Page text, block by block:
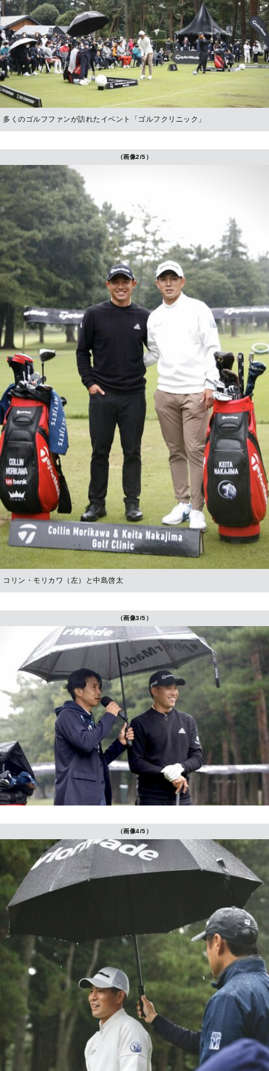
多くのゴルフファンが訪れたイベント「ゴルフクリニック」
（画像2/5）
コリン・モリカワ（左）と中島啓太
（画像3/5）
（画像4/5）